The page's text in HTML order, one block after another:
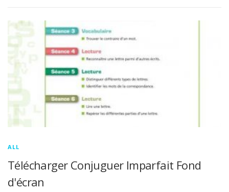
ALL
Télécharger Conjuguer Imparfait Fond
d'écran